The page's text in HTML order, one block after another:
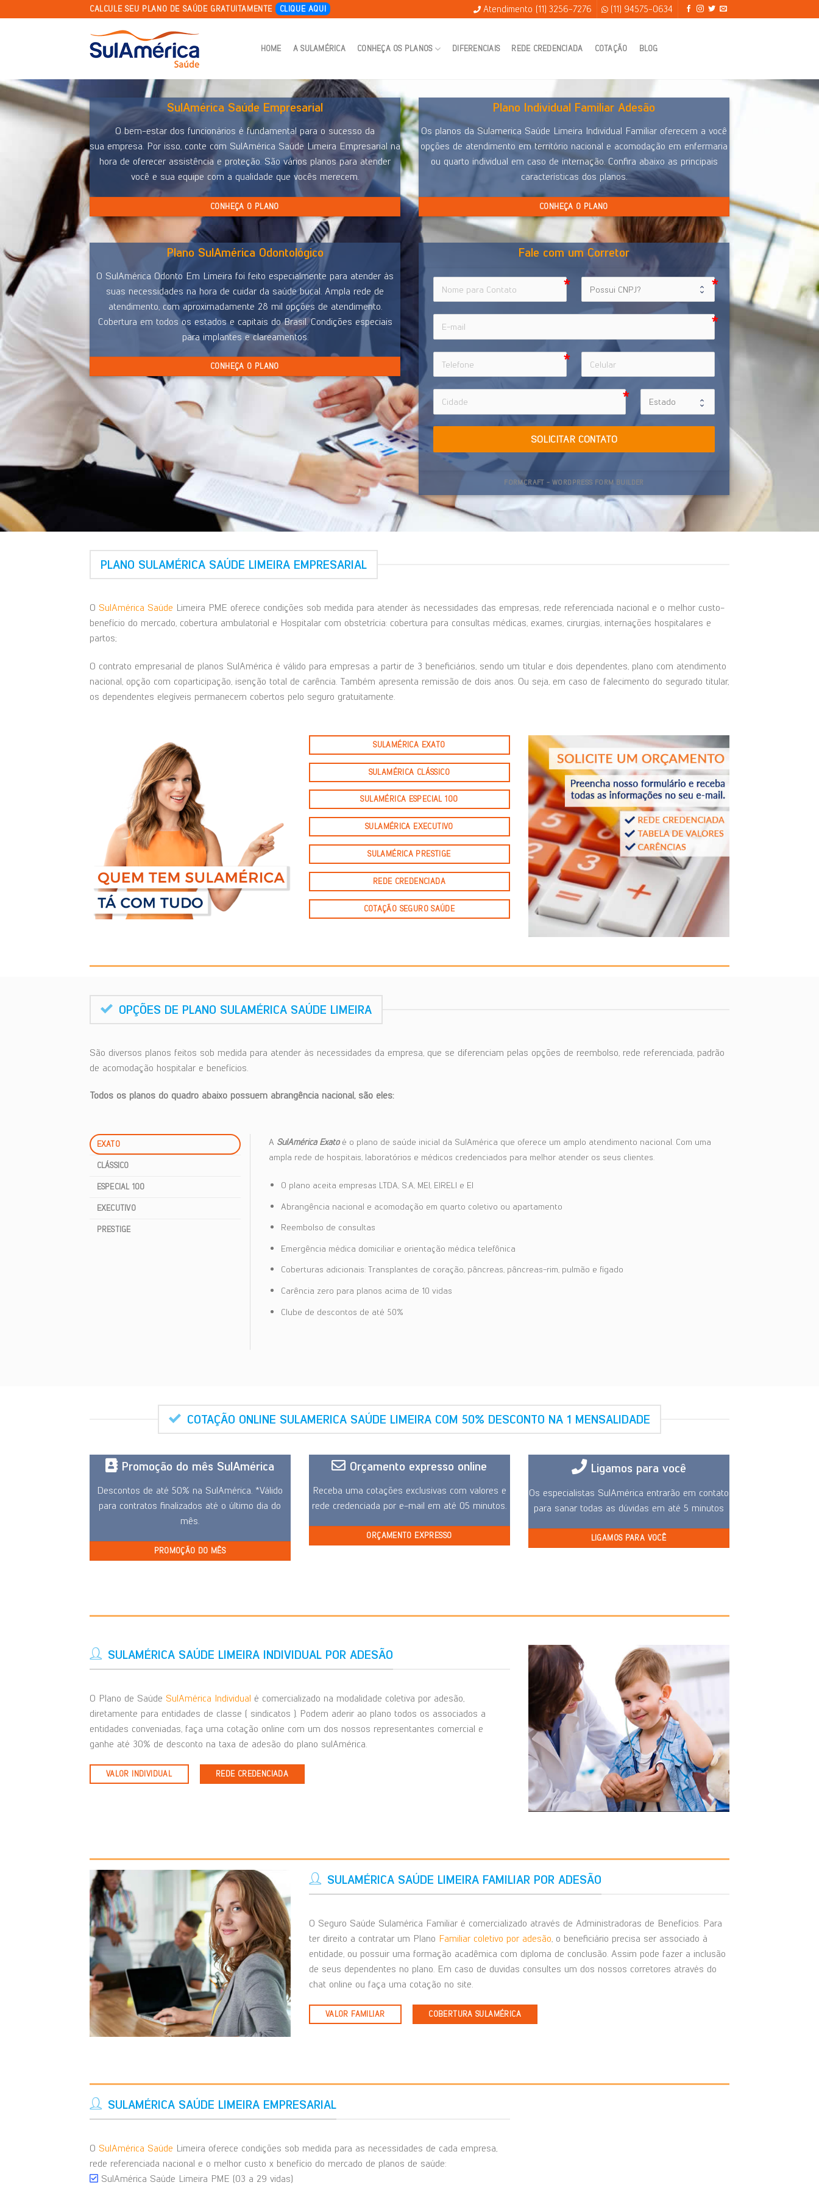
to
CALCULE SEU PLANO DE SAÚDE GRATUITAMENTE CLIQUE AQUI Atendimento (11) 3256-7276 (11) 94575-0634
HOME A SULAMÉRICA CONHEÇA OS PLANOS DIFERENCIAIS REDE CREDENCIADA COTAÇÃO BLOG
SulAmérica Saúde Empresarial
O bem-estar dos funcionários é fundamental para o sucesso da
sua empresa. Por isso, conte com SulAmérica Saúde Limeira Empresarial na
hora de oferecer assistência e proteção. São vários planos para atender
você e sua equipe com a qualidade que vocês merecem.
CONHEÇA O PLANO
Plano Individual Familiar Adesão
Os planos da Sulamerica Saúde Limeira Individual Familiar oferecem a você
opções de atendimento em território nacional e acomodação em enfermaria
ou quarto individual em caso de internação. Confira abaixo as principais
características dos planos.
CONHEÇA O PLANO
Plano SulAmérica Odontológico
O SulAmérica Odonto Em Limeira foi feito especialmente para atender às
suas necessidades na hora de cuidar da saúde bucal. Ampla rede de
atendimento, com aproximadamente 28 mil opções de atendimento.
Cobertura em todos os estados e capitais do Brasil. Condições especiais
para implantes e clareamentos.
CONHEÇA O PLANO
Fale com um Corretor
SOLICITAR CONTATO
FORMCRAFT - WORDPRESS FORM BUILDER
PLANO SULAMÉRICA SAÚDE LIMEIRA EMPRESARIAL
O SulAmérica Saúde Limeira PME oferece condições sob medida para atender às necessidades das empresas, rede referenciada nacional e o melhor custo-
benefício do mercado, cobertura ambulatorial e Hospitalar com obstetrícia: cobertura para consultas médicas, exames, cirurgias, internações hospitalares e
partos;
O contrato empresarial de planos SulAmérica é válido para empresas a partir de 3 beneficiários, sendo um titular e dois dependentes, plano com atendimento
nacional, opção com coparticipação, isenção total de carência. Também apresenta remissão de dois anos. Ou seja, em caso de falecimento do segurado titular,
os dependentes elegíveis permanecem cobertos pelo seguro gratuitamente.
SULAMÉRICA EXATO
SULAMÉRICA CLÁSSICO
SULAMÉRICA ESPECIAL 100
SULAMÉRICA EXECUTIVO
SULAMÉRICA PRESTIGE
REDE CREDENCIADA
COTAÇÃO SEGURO SAÚDE
OPÇÕES DE PLANO SULAMÉRICA SAÚDE LIMEIRA
São diversos planos feitos sob medida para atender às necessidades da empresa, que se diferenciam pelas opções de reembolso, rede referenciada, padrão
de acomodação hospitalar e benefícios.
Todos os planos do quadro abaixo possuem abrangência nacional, são eles:
EXATO
CLÁSSICO
ESPECIAL 100
EXECUTIVO
PRESTIGE
A SulAmérica Exatoé o plano de saúde inicial da SulAmérica que oferece um amplo atendimento nacional. Com uma
ampla rede de hospitais, laboratórios e médicos credenciados para melhor atender os seus clientes.
O plano aceita empresas LTDA, S.A, MEI, EIRELI e EI
Abrangência nacional e acomodação em quarto coletivo ou apartamento
Reembolso de consultas
Emergência médica domiciliar e orientação médica telefônica
Coberturas adicionais: Transplantes de coração, pâncreas, pâncreas-rim, pulmão e fígado
Carência zero para planos acima de 10 vidas
Clube de descontos de até 50%
COTAÇÃO ONLINE SULAMERICA SAÚDE LIMEIRA COM 50% DESCONTO NA 1 MENSALIDADE
Promoção do mês SulAmérica
Descontos de até 50% na SulAmérica. *Válido
para contratos finalizados até o último dia do
mês.
PROMOÇÃO DO MÊS
Orçamento expresso online
Receba uma cotações exclusivas com valores e
rede credenciada por e-mail em até 05 minutos.
ORÇAMENTO EXPRESSO
Ligamos para você
Os especialistas SulAmérica entrarão em contato
para sanar todas as dúvidas em até 5 minutos
LIGAMOS PARA VOCÊ
SULAMÉRICA SAÚDE LIMEIRA INDIVIDUAL POR ADESÃO
O Plano de Saúde SulAmérica Individual é comercializado na modalidade coletiva por adesão,
diretamente para entidades de classe ( sindicatos ). Podem aderir ao plano todos os associados a
entidades conveniadas, faça uma cotação online com um dos nossos representantes comercial e
ganhe até 30% de desconto na taxa de adesão do plano sulAmérica.
VALOR INDIVIDUAL REDE CREDENCIADA
SULAMÉRICA SAÚDE LIMEIRA FAMILIAR POR ADESÃO
O Seguro Saúde Sulamérica Familiar é comercializado através de Administradoras de Benefícios. Para
ter direito a contratar um Plano Familiar coletivo por adesão, o beneficiário precisa ser associado à
entidade, ou possuir uma formação acadêmica com diploma de conclusão. Assim pode fazer a inclusão
de seus dependentes no plano. Em caso de duvidas consultes um dos nossos corretores através do
chat online ou faça uma cotação no site.
VALOR FAMILIAR COBERTURA SULAMÉRICA
SULAMÉRICA SAÚDE LIMEIRA EMPRESARIAL
O SulAmérica Saúde Limeira oferece condições sob medida para as necessidades de cada empresa,
rede referenciada nacional e o melhor custo x benefício do mercado de planos de saúde:
SulAmérica Saúde Limeira PME (03 a 29 vidas)